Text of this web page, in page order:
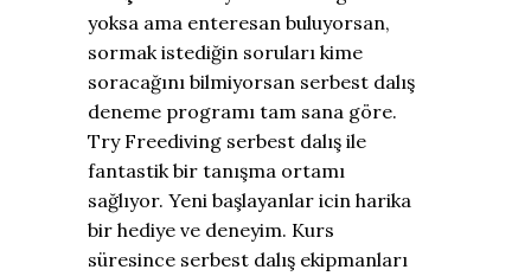
yoksa ama enteresan buluyorsan,
sormak istediğin soruları kime
soracağını bilmiyorsan serbest dalış
deneme programı tam sana göre.
Try Freediving serbest dalış ile
fantastik bir tanışma ortamı
sağlıyor. Yeni başlayanlar icin harika
bir hediye ve deneyim. Kurs
süresince serbest dalış ekipmanları